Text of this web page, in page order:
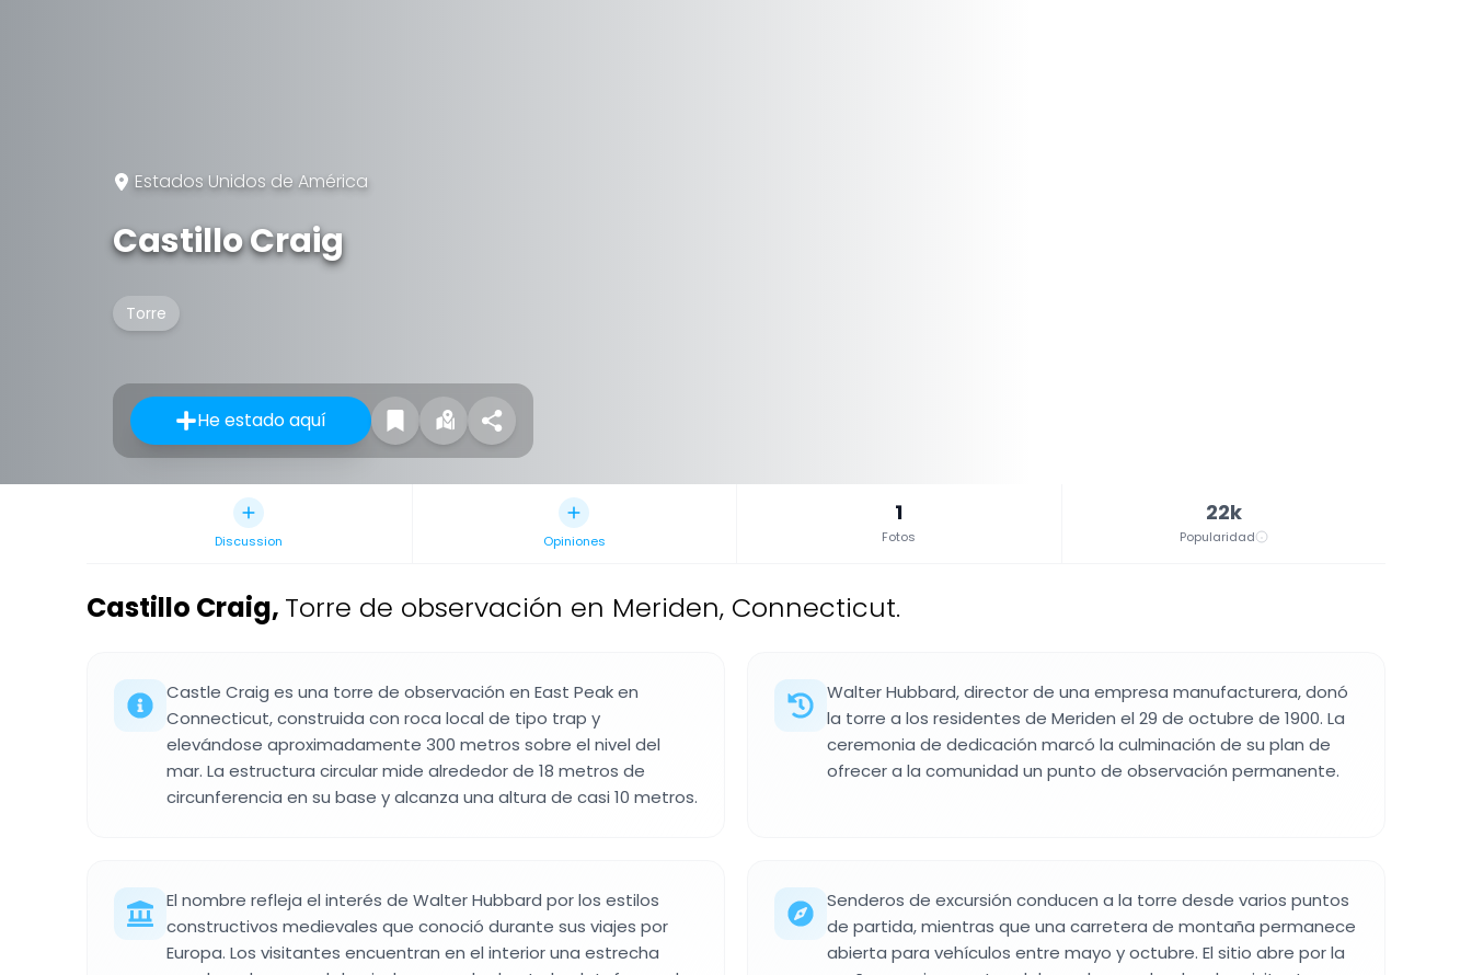
Estados Unidos de América
Castillo Craig
Torre
He estado aquí
Discussion Opiniones
1
Fotos
22k
Popularidad
Castillo Craig, Torre de observación en Meriden, Connecticut.
Castle Craig es una torre de observación en East Peak en
Connecticut, construida con roca local de tipo trap y
elevándose aproximadamente 300 metros sobre el nivel del
mar. La estructura circular mide alrededor de 18 metros de
circunferencia en su base y alcanza una altura de casi 10 metros.
Walter Hubbard, director de una empresa manufacturera, donó
la torre a los residentes de Meriden el 29 de octubre de 1900. La
ceremonia de dedicación marcó la culminación de su plan de
ofrecer a la comunidad un punto de observación permanente.
El nombre refleja el interés de Walter Hubbard por los estilos
constructivos medievales que conoció durante sus viajes por
Europa. Los visitantes encuentran en el interior una estrecha
Senderos de excursión conducen a la torre desde varios puntos
de partida, mientras que una carretera de montaña permanece
abierta para vehículos entre mayo y octubre. El sitio abre por la